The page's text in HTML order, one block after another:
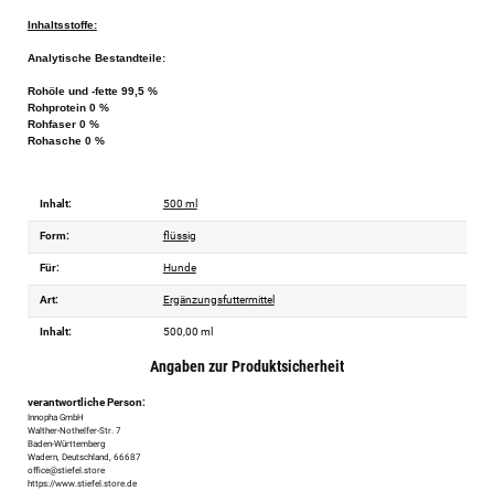
Inhaltsstoffe:
Analytische Bestandteile:
Rohöle und -fette 99,5 %
Rohprotein 0 %
Rohfaser 0 %
Rohasche 0 %
Inhalt: 500 ml
Form: flüssig
Für: Hunde
Art: Ergänzungsfuttermittel
Inhalt: 500,00 ml
Angaben zur Produktsicherheit
verantwortliche Person:
Innopha GmbH
Walther-Nothelfer-Str. 7
Baden-Württemberg
Wadern, Deutschland, 66687
office@stiefel.store
https://www.stiefel.store.de